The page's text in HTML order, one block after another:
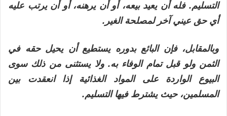
التسليم. فله أن يعيد بيعه، أو أن يرهنه، أو أن يرتب عليه
أي حق عيني آخر لمصلحة الغير.
وبالمقابل، فإن البائع بدوره يستطيع أن يحيل حقه في
الثمن ولو قبل تمام الوفاء به. ولا يستثنى من ذلك سوى
البيوع الواردة على المواد الغذائية إذا انعقدت بين
المسلمين، حيث يشترط فيها التسليم.